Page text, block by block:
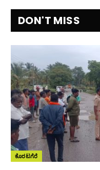
DON'T MISS
ಕೊರಟಗೆರೆ